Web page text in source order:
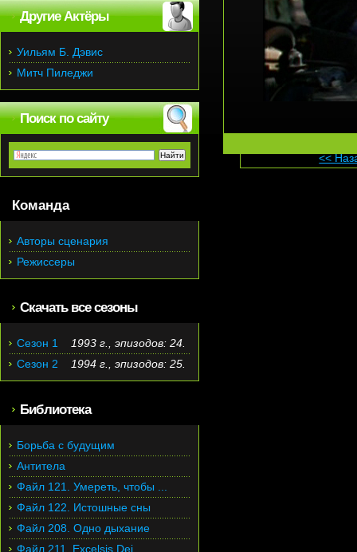
<<
Другие Актёры
Уильям Б. Дэвис
Митч Пиледжи
Поиск по сайту
Команда
Авторы сценария
Режиссеры
Скачать все сезоны
Сезон 1
1993 г., эпизодов: 24.
Сезон 2
1994 г., эпизодов: 25.
Библиотека
Борьба с будущим
Антитела
Файл 121. Умереть, чтобы ...
Файл 122. Истошные сны
Файл 208. Одно дыхание
Файл 211. Excelsis Dei